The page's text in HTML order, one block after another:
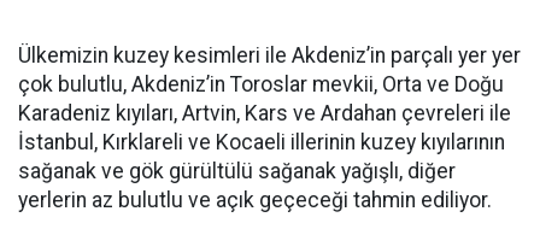
Ülkemizin kuzey kesimleri ile Akdeniz’in parçalı yer yer
çok bulutlu, Akdeniz’in Toroslar mevkii, Orta ve Doğu
Karadeniz kıyıları, Artvin, Kars ve Ardahan çevreleri ile
İstanbul, Kırklareli ve Kocaeli illerinin kuzey kıyılarının
sağanak ve gök gürültülü sağanak yağışlı, diğer
yerlerin az bulutlu ve açık geçeceği tahmin ediliyor.